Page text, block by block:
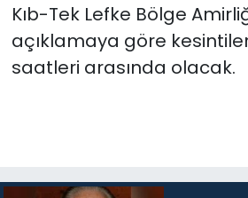
Kıb-Tek Lefke Bölge
açıklamaya göre kesintiler
saatleri arasında olacak.
TÜRKiYE
Video Galeri